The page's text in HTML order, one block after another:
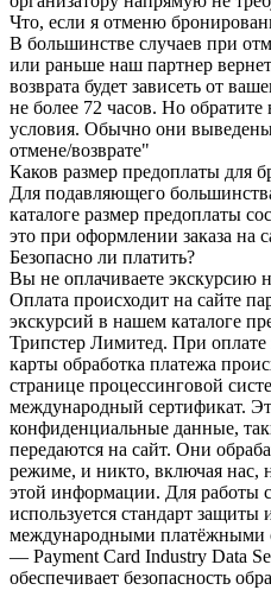
Что, если я отменю
В большинстве случаев при
или раньше наш партнер
возврата будет зависеть от
не более 72 часов. Но
условия. Обычно они
отмене/возврате"
Каков размер предоплаты для
Для подавляющего
каталоге размер предоплаты
это при оформлении заказа на
Безопасно ли платить?
Вы не оплачиваете экскурсию
Оплата происходит на сайте
экскурсий в нашем каталоге
Трипстер Лимитед. При оплате
карты обработка платежа
странице процессинговой
международный сертификат.
конфиденциальные данные,
передаются на сайт. Они
режиме, и никто, включая нас,
этой информации. Для работы
используется стандарт
международными платёжными
— Payment Card Industry Data
обеспечивает безопасность